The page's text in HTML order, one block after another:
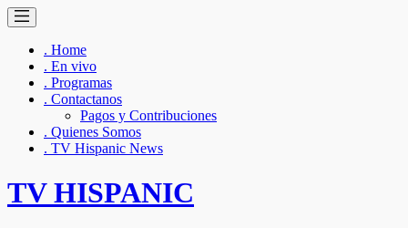
. Home
. En vivo
. Programas
. Contactanos
Pagos y Contribuciones
. Quienes Somos
. TV Hispanic News
TV HISPANIC